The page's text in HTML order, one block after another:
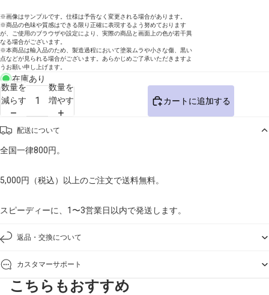
※画像はサンプルです。仕様は予告なく変更される場合があります。
※商品の色味や質感はできる限り正確に表現するよう努めております
が、ご使用のブラウザや設定により、実際の商品と画面上の色が若干異
なる場合がございます。
※本商品は輸入品のため、製造過程において塗装ムラや小さな傷、黒い
点などが見られる場合がございます。あらかじめご了承いただきますよ
うお願い申し上げます。
在庫あり
数量を
減らす
数量を
増やす
カートに追加する
配送について
全国一律800円。
5,000円（税込）以上のご注文で送料無料。
スピーディーに、1〜3営業日以内で発送します。
返品・交換について
カスタマーサポート
こちらもおすすめ